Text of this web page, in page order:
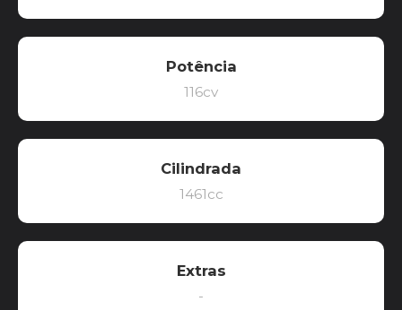
Potência
116cv
Cilindrada
1461cc
Extras
-